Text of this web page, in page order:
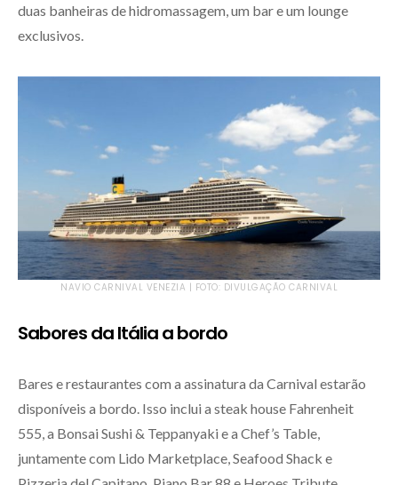
duas banheiras de hidromassagem, um bar e um lounge
exclusivos.
NAVIO CARNIVAL VENEZIA | FOTO: DIVULGAÇÃO CARNIVAL
Sabores da Itália a bordo
Bares e restaurantes com a assinatura da Carnival estarão
disponíveis a bordo. Isso inclui a steak house Fahrenheit
555, a Bonsai Sushi & Teppanyaki e a Chef’s Table,
juntamente com Lido Marketplace, Seafood Shack e